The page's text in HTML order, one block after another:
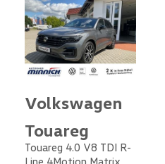
Volkswagen
Touareg
Touareg 4.0 V8 TDI R-
Line 4Motion Matrix